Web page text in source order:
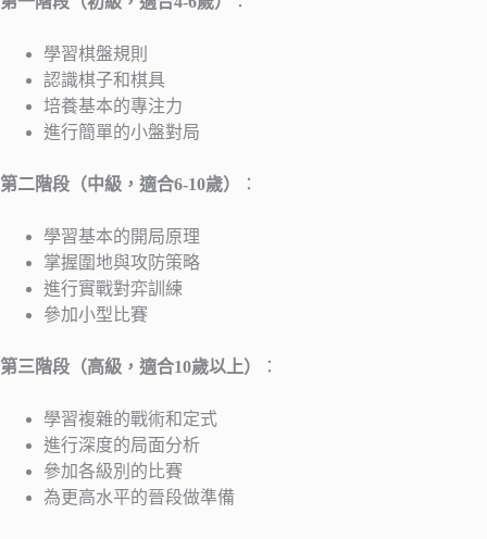
學習棋盤規則
認識棋子和棋具
培養基本的專注力
進行簡單的小盤對局
第二階段（中級，適合6-10歲） ：
學習基本的開局原理
掌握圍地與攻防策略
進行實戰對弈訓練
參加小型比賽
第三階段（高級，適合10歲以上） ：
學習複雜的戰術和定式
進行深度的局面分析
參加各級別的比賽
為更高水平的晉段做準備